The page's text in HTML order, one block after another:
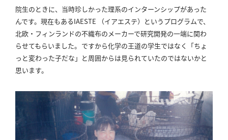
院生のときに、当時珍しかった理系のインターンシップがあった
んです。 現在もあるIAESTE （イアエステ）というプログラムで、
北欧・フィンランドの不織布のメーカーで研究開発の一端に関わ
らせてもらいました。 ですから化学の王道の学生ではなく「ちょ
っと変わった子だな」と周囲からは見られていたのではないかと
思います。